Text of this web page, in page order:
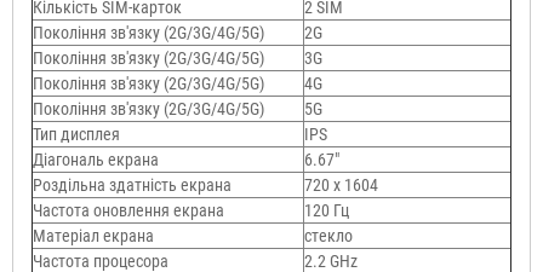
Кількість SIM-карток
2 SIM
Покоління зв'язку (2G/3G/4G/5G)
2G
Покоління зв'язку (2G/3G/4G/5G)
3G
Покоління зв'язку (2G/3G/4G/5G)
4G
Покоління зв'язку (2G/3G/4G/5G)
5G
Тип дисплея
IPS
Діагональ екрана
6.67"
Роздільна здатність екрана
720 x 1604
Частота оновлення екрана
120 Гц
Матеріал екрана
стекло
Частота процесора
2.2 GHz